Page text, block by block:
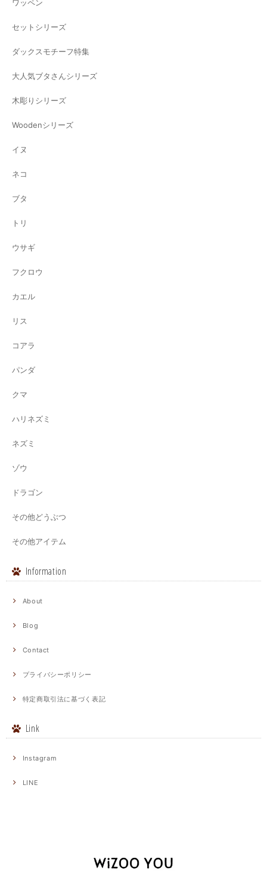
ワッペン
セットシリーズ
ダックスモチーフ特集
大人気ブタさんシリーズ
木彫りシリーズ
Woodenシリーズ
イヌ
ネコ
ブタ
トリ
ウサギ
フクロウ
カエル
リス
コアラ
パンダ
クマ
ハリネズミ
ネズミ
ゾウ
ドラゴン
その他どうぶつ
その他アイテム
Information
About
Blog
Contact
プライバシーポリシー
特定商取引法に基づく表記
Link
Instagram
LINE